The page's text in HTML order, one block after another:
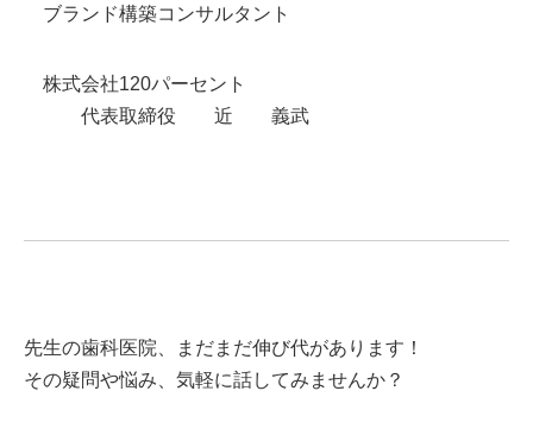
ブランド構築コンサルタント
株式会社120パーセント
代表取締役 近 義武
先生の歯科医院、まだまだ伸び代があります！
その疑問や悩み、気軽に話してみませんか？